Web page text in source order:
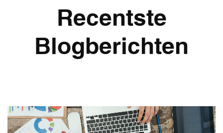
Recentste
Blogberichten